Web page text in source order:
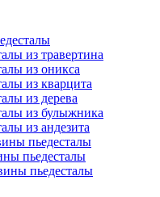
из травертина
из оникса
из кварцита
из дерева
из булыжника
из андезита
пьедесталы
пьедесталы
пьедесталы